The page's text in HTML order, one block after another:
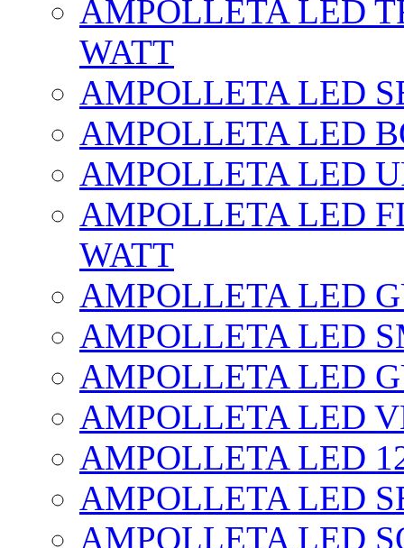
AMPOLLETA LED
WATT
AMPOLLETA LED
AMPOLLETA LED
AMPOLLETA LED
AMPOLLETA LED
WATT
AMPOLLETA LED
AMPOLLETA LED
AMPOLLETA LED
AMPOLLETA LED
AMPOLLETA LED
AMPOLLETA LED
AMPOLLETA LED